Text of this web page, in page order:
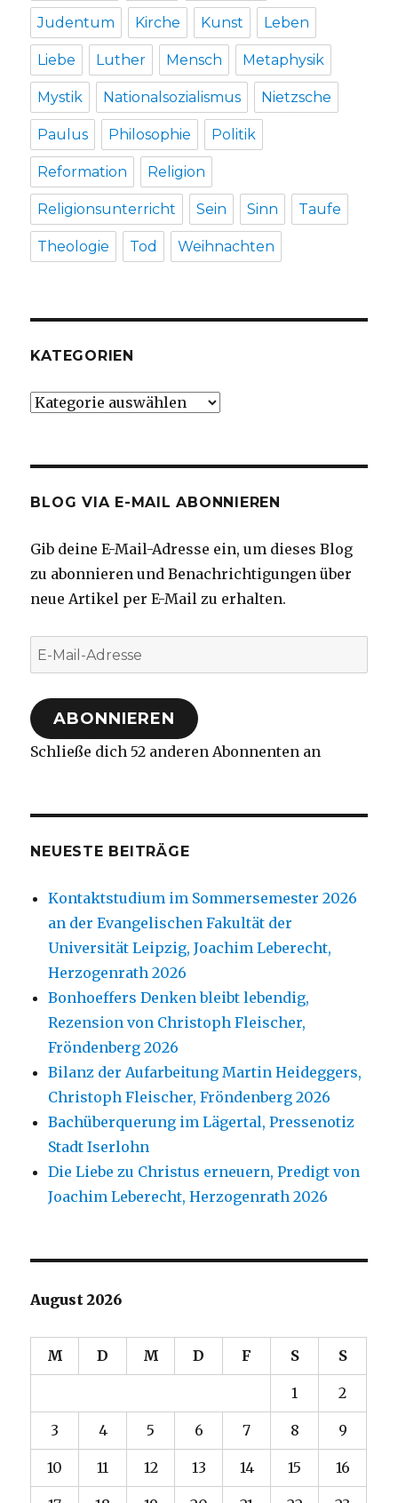
Judentum Kirche Kunst Leben
Liebe Luther Mensch Metaphysik
Mystik Nationalsozialismus Nietzsche
Paulus Philosophie Politik
Reformation Religion
Religionsunterricht Sein Sinn Taufe
Theologie Tod Weihnachten
KATEGORIEN
Kategorien
BLOG VIA E-MAIL ABONNIEREN
Gib deine E-Mail-Adresse ein, um dieses Blog
zu abonnieren und Benachrichtigungen über
neue Artikel per E-Mail zu erhalten.
E-
Mail-
Adresse
ABONNIEREN
Schließe dich 52 anderen Abonnenten an
NEUESTE BEITRÄGE
Kontaktstudium im Sommersemester 2026
an der Evangelischen Fakultät der
Universität Leipzig, Joachim Leberecht,
Herzogenrath 2026
Bonhoeffers Denken bleibt lebendig,
Rezension von Christoph Fleischer,
Fröndenberg 2026
Bilanz der Aufarbeitung Martin Heideggers,
Christoph Fleischer, Fröndenberg 2026
Bachüberquerung im Lägertal, Pressenotiz
Stadt Iserlohn
Die Liebe zu Christus erneuern, Predigt von
Joachim Leberecht, Herzogenrath 2026
August 2026
M D M D F S S
1 2
3 4 5 6 7 8 9
10 11 12 13 14 15 16